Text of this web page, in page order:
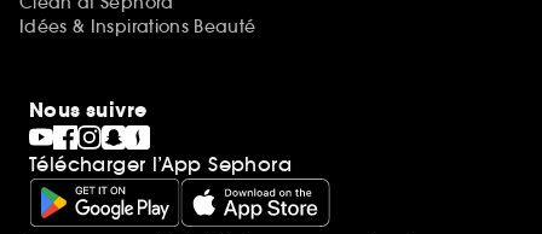
Idées & Inspirations Beauté
Nous suivre
Télécharger l’App Sephora